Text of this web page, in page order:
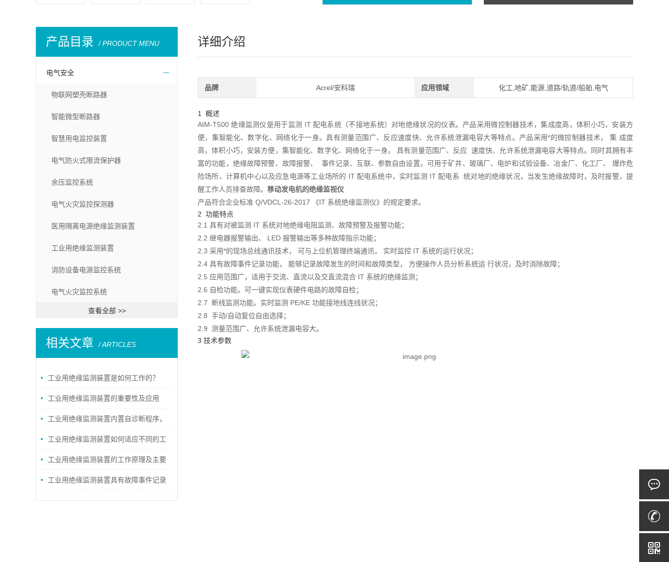
产品目录 / PRODUCT MENU
电气安全
物联网塑壳断路器
智能微型断路器
智慧用电监控装置
电气防火式限流保护器
余压监控系统
电气火灾监控探测器
医用隔离电源绝缘监测装置
工业用绝缘监测装置
消防设备电源监控系统
电气火灾监控系统
查看全部 >>
相关文章 / ARTICLES
工业用绝缘监测装置是如何工作的？
工业用绝缘监测装置的重要性及应用
工业用绝缘监测装置内置自诊断程序，
能够检测设备自身的故障
工业用绝缘监测装置如何适应不同的工
业环境？
工业用绝缘监测装置的工作原理及主要
应用途径
工业用绝缘监测装置具有故障事件记录
详细介绍
品牌 Acrel/安科瑞 应用领域 化工,地矿,能源,道路/轨道/船舶,电气
1 概述
AIM-T500 绝缘监测仪是用于监测 IT 配电系统（不接地系统）对地绝缘状况的仪表。产品采用微控制器技术，集成度高，体积小巧，安装方
便，集智能化、数字化、网络化于一身。具有测量范围广、反应速度快、允许系统泄漏电容大等特点。产品采用*的微控制器技术， 集 成度
高，体积小巧，安装方便，集智能化、数字化、网络化于一身。 具有测量范围广、反应 速度快、允许系统泄漏电容大等特点。同时其拥有丰
富的功能，绝缘故障预警、故障报警、 事件记录、互联、参数自由设置。可用于矿井、玻璃厂、电炉和试验设备、冶金厂、化工厂、 爆炸危
险场所、计算机中心以及应急电源等工业场所的 IT 配电系统中，实时监测 IT 配电系 统对地的绝缘状况，当发生绝缘故障时，及时报警，提
醒工作人员排查故障。 移动发电机的绝缘监视仪
产品符合企业标准 Q/VDCL-26-2017 《IT 系统绝缘监测仪》的规定要求。
2 功能特点
2.1 具有对被监测 IT 系统对地绝缘电阻监测、故障预警及报警功能；
2.2 继电器报警输出、 LED 报警输出等多种故障指示功能；
2.3 采用*的现场总线通讯技术， 可与上位机管理终端通讯， 实时监控 IT 系统的运行状况；
2.4 具有故障事件记录功能， 能够记录故障发生的时间和故障类型， 方便操作人员分析系统运 行状况，及时消除故障；
2.5 应用范围广，适用于交流、直流以及交直流混合 IT 系统的绝缘监测；
2.6 自检功能。可一键实现仪表硬件电路的故障自检；
2.7 断线监测功能。实时监测 PE/KE 功能接地线连线状况；
2.8 手动/自动复位自由选择；
2.9 测量范围广、允许系统泄漏电容大。
3 技术参数